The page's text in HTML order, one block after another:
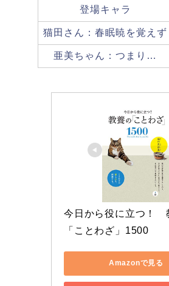
登場キャラ
猫田さん：春眠暁を覚えず
亜美ちゃん：つまり…
今日から役に立つ！　
「ことわざ」1500
Amazonで見る